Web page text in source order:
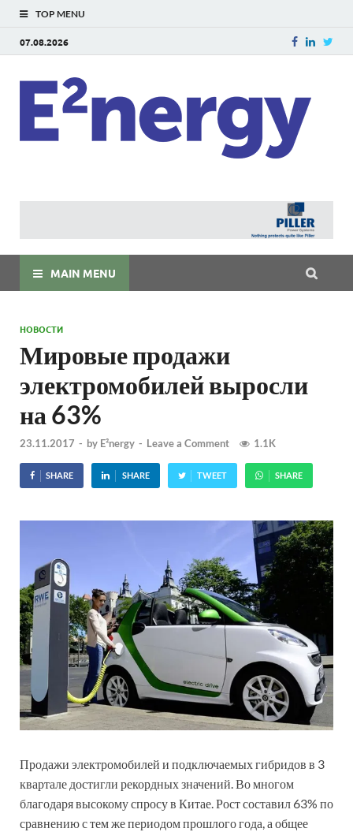
TOP MENU
07.08.2026
MAIN MENU
НОВОСТИ
Мировые продажи
электромобилей выросли
на 63%
23.11.2017 - by E²nergy - Leave a Comment 1.1K
SHARE SHARE TWEET SHARE
Продажи электромобилей и подключаемых гибридов в 3
квартале достигли рекордных значений. Во многом
благодаря высокому спросу в Китае. Рост составил 63% по
сравнению с тем же периодом прошлого года, а общее